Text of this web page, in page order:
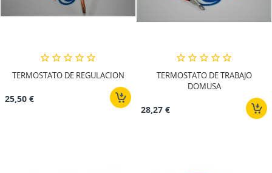
TERMOSTATO DE REGULACION
25,50 €
TERMOSTATO DE TRABAJO
DOMUSA
28,27 €